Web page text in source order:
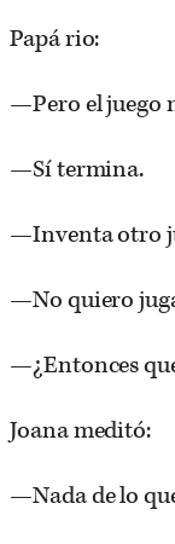
Papá rio:
—Pero el juego
—Sí termina.
—Inventa otro
—No quiero
—¿Entonces
Joana meditó:
—Nada de lo